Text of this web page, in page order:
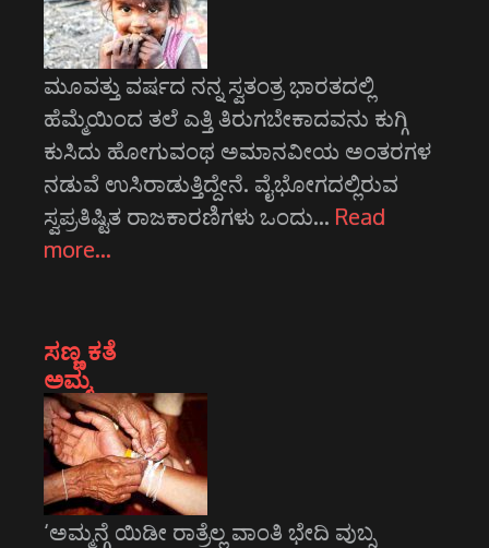
ಮೂವತ್ತು ವರ್ಷದ ನನ್ನ ಸ್ವತಂತ್ರ ಭಾರತದಲ್ಲಿ
ಹೆಮ್ಮೆಯಿಂದ ತಲೆ ಎತ್ತಿ ತಿರುಗಬೇಕಾದವನು ಕುಗ್ಗಿ
ಕುಸಿದು ಹೋಗುವಂಥ ಅಮಾನವೀಯ ಅಂತರಗಳ
ನಡುವೆ ಉಸಿರಾಡುತ್ತಿದ್ದೇನೆ. ವೈಭೋಗದಲ್ಲಿರುವ
ಸ್ವಪ್ರತಿಷ್ಟಿತ ರಾಜಕಾರಣಿಗಳು ಒಂದು… Read
more…
ಸಣ್ಣ ಕತೆ
ಅಮ್ಮ
‘ಅಮ್ಮನ್ಗೆ ಯಿಡೀ ರಾತ್ರೆಲ್ಲ ವಾಂತಿ ಭೇದಿ ವುಬ್ಸ